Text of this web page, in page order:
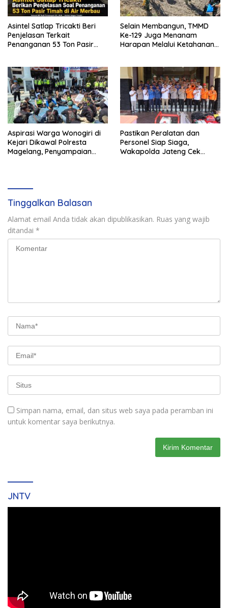
Asintel Satlap Tricakti Beri
Penjelasan Terkait
Penanganan 53 Ton Pasir
Selain Membangun, TMMD
Ke-129 Juga Menanam
Harapan Melalui Ketahanan
Aspirasi Warga Wonogiri di
Kejari Dikawal Polresta
Magelang, Penyampaian
Pastikan Peralatan dan
Personel Siap Siaga,
Wakapolda Jateng Cek
Tinggalkan Balasan
Alamat email Anda tidak akan dipublikasikan. Ruas yang wajib
ditandai *
Simpan nama, email, dan situs web saya pada peramban ini
untuk komentar saya berikutnya.
JNTV